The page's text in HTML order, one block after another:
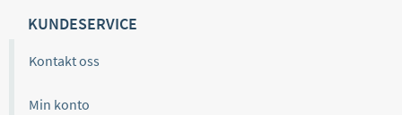
KUNDESERVICE
Kontakt oss
Min konto